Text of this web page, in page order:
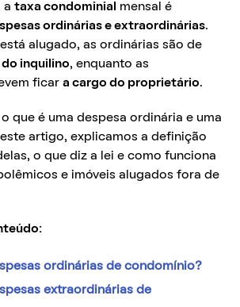
a taxa condominial
mensal é
ordinárias e extraordinárias.
alugado, as ordinárias são de
inquilino, enquanto as
ficar a cargo do proprietário.
que é uma despesa ordinária e uma
artigo, explicamos a definição
o que diz a lei e como funciona
e imóveis alugados fora de
ordinárias de condomínio?
extraordinárias de